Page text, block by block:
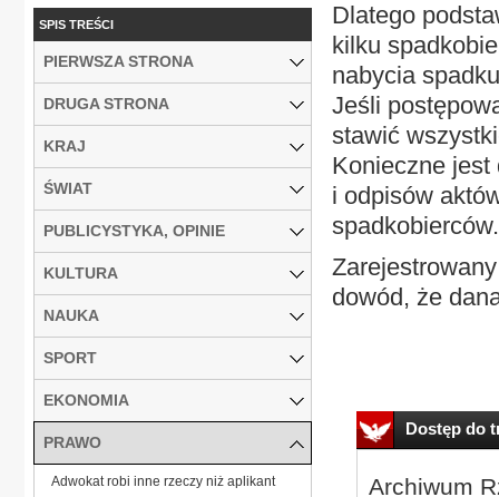
Dlatego
kilku
nabycia
Jeśli
stawić
Konieczne jest
i odpisów
spadkobierców.
dowód, że
Dostęp do
Archiwum
SPIS TREŚCI
PIERWSZA STRONA
DRUGA STRONA
KRAJ
ŚWIAT
PUBLICYSTYKA, OPINIE
KULTURA
NAUKA
SPORT
EKONOMIA
PRAWO
Adwokat robi inne rzeczy niż aplikant